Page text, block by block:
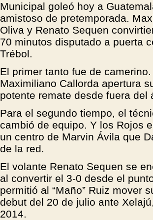
Municipal goleó hoy a
amistoso de pretemporada.
Oliva y Renato Sequen
70 minutos disputado a puerta
Trébol.
El primer tanto fue de
Maximiliano Callorda apertura
potente remate desde fuera del
Para el segundo tiempo, el
cambió de equipo. Y los Rojos
un centro de Marvin Ávila que
de la red.
El volante Renato Sequen se
al convertir el 3-0 desde el
permitió al “Maño” Ruiz mover
debut del 20 de julio ante
2014.